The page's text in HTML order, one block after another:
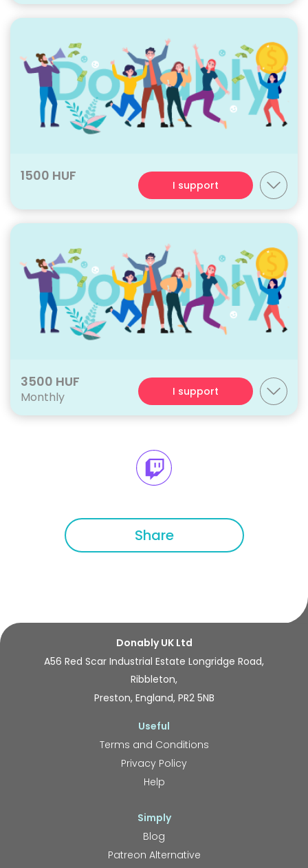
1500 HUF
I support
3500 HUF
Monthly I support
Share
Donably UK Ltd
A56 Red Scar Industrial Estate Longridge Road,
Ribbleton,
Preston, England, PR2 5NB
Useful
Terms and Conditions
Privacy Policy
Help
Simply
Blog
Patreon Alternative